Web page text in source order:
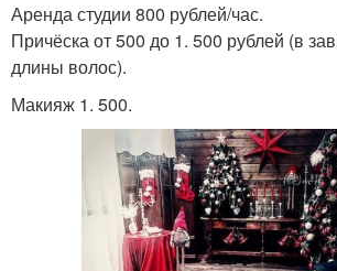
Аренда студии 800 рублей/час.
Причёска от 500 до 1. 500 рублей (в
длины волос).
Макияж 1. 500.